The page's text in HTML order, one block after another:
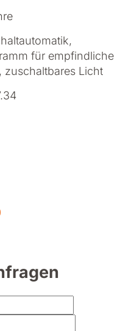
für empfindliche
zuschaltbares Licht